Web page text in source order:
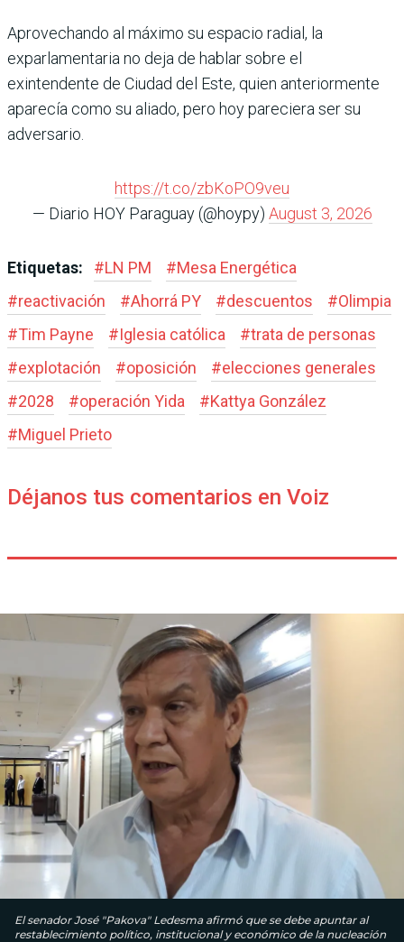
Aprovechando al máximo su espacio radial, la
exparlamentaria no deja de hablar sobre el
exintendente de Ciudad del Este, quien anteriormente
aparecía como su aliado, pero hoy pareciera ser su
adversario.
https://t.co/zbKoPO9veu
— Diario HOY Paraguay (@hoypy) August 3, 2026
Etiquetas: #LN PM #Mesa Energética
#reactivación #Ahorrá PY #descuentos #Olimpia
#Tim Payne #Iglesia católica #trata de personas
#explotación #oposición #elecciones generales
#2028 #operación Yida #Kattya González
#Miguel Prieto
Déjanos tus comentarios en Voiz
El senador José "Pakova" Ledesma afirmó que se debe apuntar al
restablecimiento político, institucional y económico de la nucleación